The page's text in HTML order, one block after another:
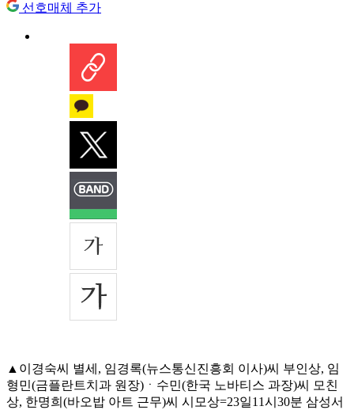
선호매체 추가
▲이경숙씨 별세, 임경록(뉴스통신진흥회 이사)씨 부인상, 임
형민(금플란트치과 원장)ㆍ수민(한국 노바티스 과장)씨 모친
상, 한명희(바오밥 아트 근무)씨 시모상=23일11시30분 삼성서